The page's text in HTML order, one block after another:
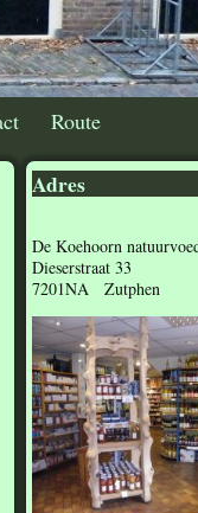
Route
Adres
De Koehoorn
Dieserstraat 33
7201NA Zutphen